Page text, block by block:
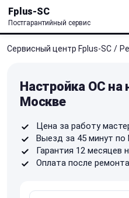
Fplus-SC
Постгарантийный сервис
Сервисный центр Fplus-SC /
Настройка ОС на
Москве
Цена за работу
Выезд за 45 минут по
Гарантия 12 месяцев
Оплата после ремонта